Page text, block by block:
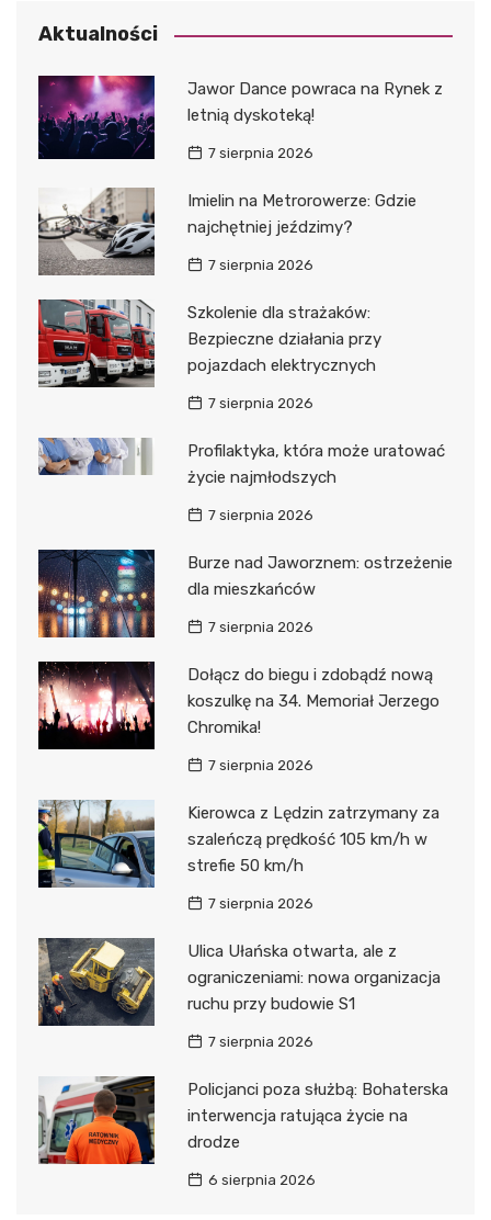
Aktualności
Jawor Dance powraca na Rynek z
letnią dyskoteką!
7 sierpnia 2026
Imielin na Metrorowerze: Gdzie
najchętniej jeździmy?
7 sierpnia 2026
Szkolenie dla strażaków:
Bezpieczne działania przy
pojazdach elektrycznych
7 sierpnia 2026
Profilaktyka, która może uratować
życie najmłodszych
7 sierpnia 2026
Burze nad Jaworznem: ostrzeżenie
dla mieszkańców
7 sierpnia 2026
Dołącz do biegu i zdobądź nową
koszulkę na 34. Memoriał Jerzego
Chromika!
7 sierpnia 2026
Kierowca z Lędzin zatrzymany za
szaleńczą prędkość 105 km/h w
strefie 50 km/h
7 sierpnia 2026
Ulica Ułańska otwarta, ale z
ograniczeniami: nowa organizacja
ruchu przy budowie S1
7 sierpnia 2026
Policjanci poza służbą: Bohaterska
interwencja ratująca życie na
drodze
6 sierpnia 2026